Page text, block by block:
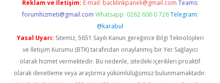
Reklam ve İletişim: E-mail: backlinkpaneli@gmail.com Teams:
forumhizmeti@gmail.com Whatsapp: 0262 606 0 726 Telegram:
@karabul
Yasal Uyarı: Sitemiz, 5651 Sayılı Kanun gereğince Bilgi Teknolojileri
ve İletişim Kurumu (BTK) tarafından onaylanmış bir Yer Sağlayıcı
olarak hizmet vermektedir. Bu nedenle, sitedeki içerikleri proaktif
olarak denetleme veya araştırma yükümlülüğümüz bulunmamaktadır.